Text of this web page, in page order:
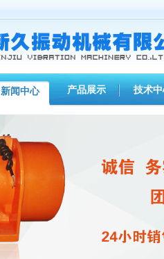
新闻中心 产品展示 技术